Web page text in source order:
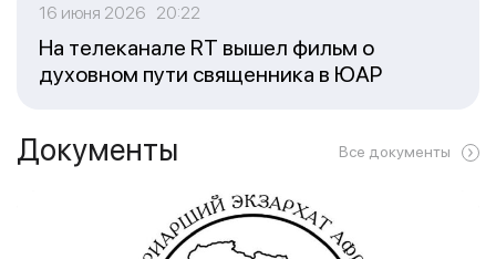
16 июня 2026 20:22
На телеканале RT вышел фильм о
духовном пути священника в ЮАР
Документы Все документы